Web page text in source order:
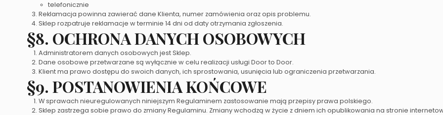
telefonicznie
Reklamacja powinna zawierać dane Klienta, numer zamówienia oraz opis problemu.
Sklep rozpatruje reklamacje w terminie 14 dni od daty otrzymania zgłoszenia.
§8. OCHRONA DANYCH OSOBOWYCH
Administratorem danych osobowych jest Sklep.
Dane osobowe przetwarzane są wyłącznie w celu realizacji usługi Door to Door.
Klient ma prawo dostępu do swoich danych, ich sprostowania, usunięcia lub ograniczenia przetwarzania.
§9. POSTANOWIENIA KOŃCOWE
W sprawach nieuregulowanych niniejszym Regulaminem zastosowanie mają przepisy prawa polskiego.
Sklep zastrzega sobie prawo do zmiany Regulaminu. Zmiany wchodzą w życie z dniem ich opublikowania na stronie